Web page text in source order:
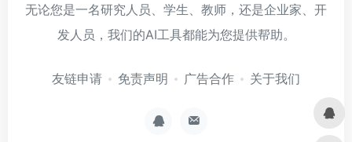
无论您是一名研究人员、学生、教师，还是企业家、开
发人员，我们的AI工具都能为您提供帮助。
友链申请 免责声明 广告合作 关于我们